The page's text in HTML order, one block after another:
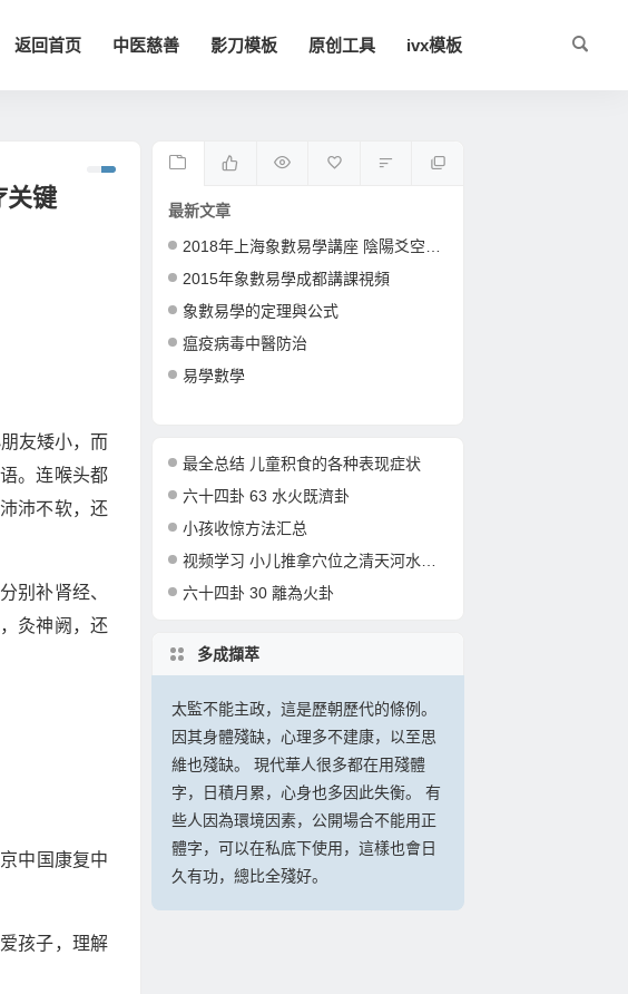
返回首页 中医慈善 影刀模板 原创工具 ivx模板
关键
友矮小，而
。连喉头都
沛不软，还
别补肾经、
灸神阙，还
中国康复中
孩子，理解
最新文章
2018年上海象數易學講座 陰陽爻空間卦形
2015年象數易學成都講課視頻
象數易學的定理與公式
瘟疫病毒中醫防治
易學數學
最全总结 儿童积食的各种表现症状
六十四卦 63 水火既濟卦
小孩收惊方法汇总
视频学习 小儿推拿穴位之清天河水的准确定位和操作
六十四卦 30 離為火卦
多成擷萃
太監不能主政，這是歷朝歷代的條例。
因其身體殘缺，心理多不建康，以至思
維也殘缺。 現代華人很多都在用殘體
字，日積月累，心身也多因此失衡。 有
些人因為環境因素，公開場合不能用正
體字，可以在私底下使用，這樣也會日
久有功，總比全殘好。